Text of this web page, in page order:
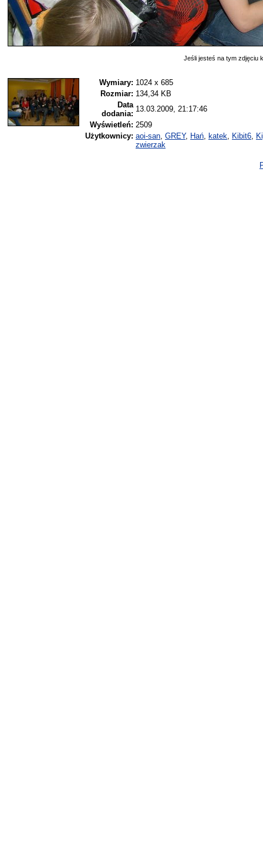
Jeśli jesteś na tym zdjęciu
Wymiary: 1024 x 685
Rozmiar: 134,34 KB
Data
dodania:
13.03.2009, 21:17:46
Wyświetleń: 2509
Użytkownicy: aoi-san GREY, Hań katek Kibit6
zwierzak